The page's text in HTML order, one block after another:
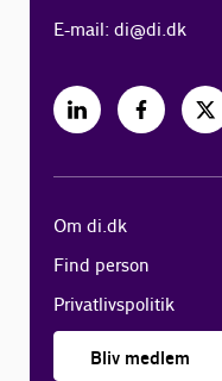
E-mail:di@di.dk
Om di.dk
Find person
Privatlivspolitik
Bliv medlem